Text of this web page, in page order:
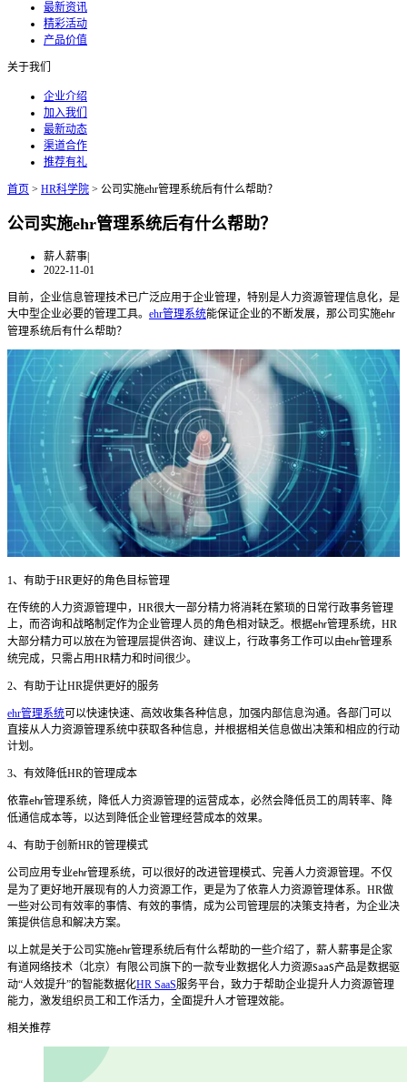
最新资讯
精彩活动
产品价值
关于我们
企业介绍
加入我们
最新动态
渠道合作
推荐有礼
首页 > HR科学院 > 公司实施ehr管理系统后有什么帮助？
公司实施ehr管理系统后有什么帮助？
薪人薪事|
2022-11-01
目前，企业信息管理技术已广泛应用于企业管理，特别是人力资源管理信息化，是
大中型企业必要的管理工具。 ehr管理系统能保证企业的不断发展，那公司实施ehr
管理系统后有什么帮助？
1、 有助于HR更好的角色目标管理
在传统的人力资源管理中， HR很大一部分精力将消耗在繁琐的日常行政事务管理
上，而咨询和战略制定作为企业管理人员的角色相对缺乏。根据ehr管理系统， HR
大部分精力可以放在为管理层提供咨询、 建议上，行政事务工作可以由ehr管理系
统完成，只需占用HR精力和时间很少。
2、 有助于让HR提供更好的服务
ehr管理系统可以快速快速、 高效收集各种信息，加强内部信息沟通。各部门可以
直接从人力资源管理系统中获取各种信息，并根据相关信息做出决策和相应的行动
计划。
3、 有效降低HR的管理成本
依靠ehr管理系统，降低人力资源管理的运营成本，必然会降低员工的周转率、
降
低通信成本等，以达到降低企业管理经营成本的效果。
4、 有助于创新HR的管理模式
公司应用专业ehr管理系统， 可以很好的改进管理模式、 完善人力资源管理。不仅
是为了更好地开展现有的人力资源工作，更是为了依靠人力资源管理体系。 HR做
一些对公司有效率的事情、 有效的事情，成为公司管理层的决策支持者，为企业决
策提供信息和解决方案。
以上就是关于公司实施ehr管理系统后有什么帮助的一些介绍了，薪人薪事是企家
有道网络技术（北京）有限公司旗下的一款专业数据化人力资源SaaS产品是数据驱
动“人效提升”的智能数据化HR SaaS服务平台，致力于帮助企业提升人力资源管理
能力，激发组织员工和工作活力，全面提升人才管理效能。
相关推荐